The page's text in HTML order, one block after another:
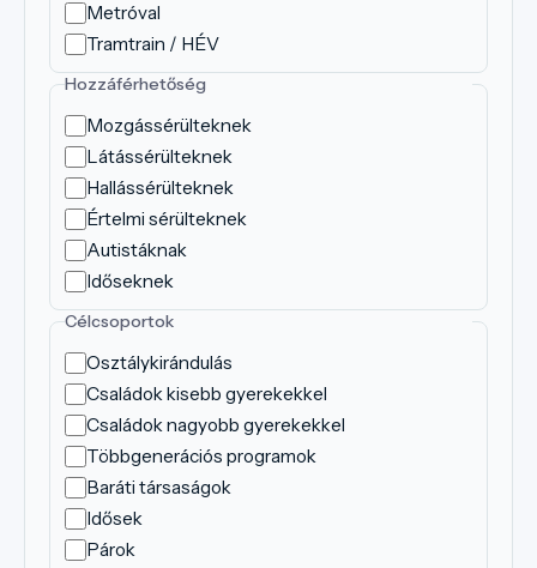
Metróval
Tramtrain / HÉV
Hozzáférhetőség
Mozgássérülteknek
Látássérülteknek
Hallássérülteknek
Értelmi sérülteknek
Autistáknak
Időseknek
Célcsoportok
Osztálykirándulás
Családok kisebb gyerekekkel
Családok nagyobb gyerekekkel
Többgenerációs programok
Baráti társaságok
Idősek
Párok